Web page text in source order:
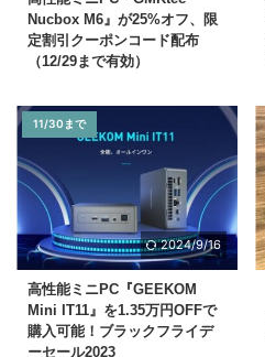
Nucbox M6』が25%オフ、限
定割引クーポンコード配布
（12/29まで有効）
11/30まで
2024/9/16
高性能ミニPC『GEEKOM
Mini IT11』を1.35万円OFFで
購入可能！ブラックフライデ
ーセール2023